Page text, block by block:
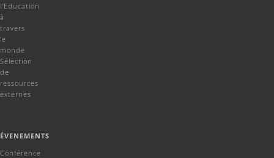
l'Education
à
travers
le
monde
Sélection
de
ressources
externes
ÉVENEMENTS
Conférence